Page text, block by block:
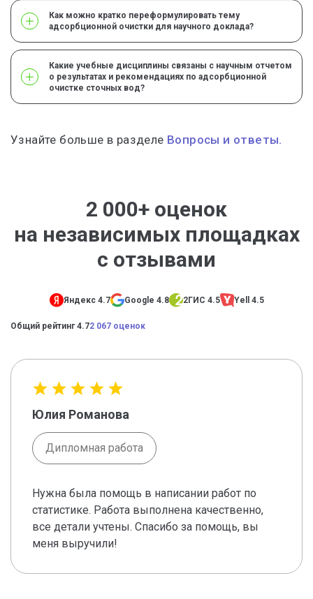
Как можно кратко переформулировать тему
адсорбционной очистки для научного доклада?
Какие учебные дисциплины связаны с научным отчетом
о результатах и рекомендациях по адсорбционной
очистке сточных вод?
Узнайте больше в разделе Вопросы и ответы.
2 000+ оценок
на независимых площадках
с отзывами
Яндекс 4.7 Google 4.8 2ГИС 4.5 Yell 4.5
Общий рейтинг 4.72 067 оценок
Юлия Романова
Дипломная работа
Нужна была помощь в написании работ по
статистике. Работа выполнена качественно,
все детали учтены. Спасибо за помощь, вы
меня выручили!